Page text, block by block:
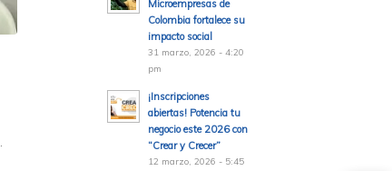
Microempresas de
Colombia fortalece su
impacto social
31 marzo, 2026 - 4:20
pm
¡Inscripciones
abiertas! Potencia tu
negocio este 2026 con
“Crear y Crecer”
12 marzo, 2026 - 5:45